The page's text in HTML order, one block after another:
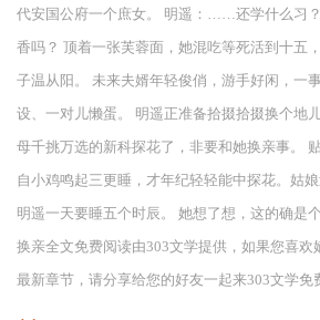
代安国公府一个庶女。 明遥：……还学什么习
香吗？ 顶着一张芙蓉面，她混吃等死活到十五
子温从阳。 未来夫婿年轻俊俏，游手好闲，一
设、一对儿懒蛋。 明遥正准备拾掇拾掇换个地
母千挑万选的新科探花了，非要和她换亲事。
自小鸡鸣起三更睡，才年纪轻轻能中探花。姑
明遥一天要睡五个时辰。 她想了想，这的确是
换亲全文免费阅读由303文学提供，如果您喜欢
最新章节，请分享给您的好友一起来303文学免